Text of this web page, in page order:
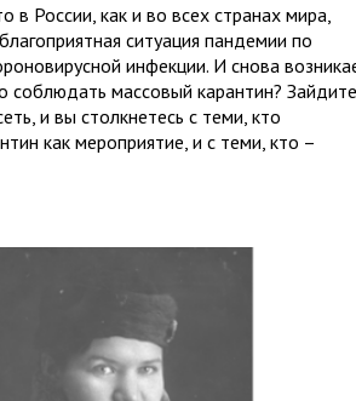
в России, как и во всех странах мира,
ситуация пандемии по
инфекции. И снова
соблюдать массовый карантин?
и вы столкнетесь с теми, кто
как мероприятие, и с теми, кто –